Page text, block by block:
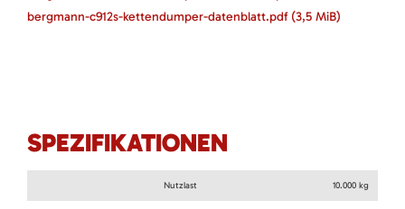
bergmann-c912s-kettendumper-datenblatt.pdf (3,5 MiB)
SPEZIFIKATIONEN
Nutzlast 10.000 kg